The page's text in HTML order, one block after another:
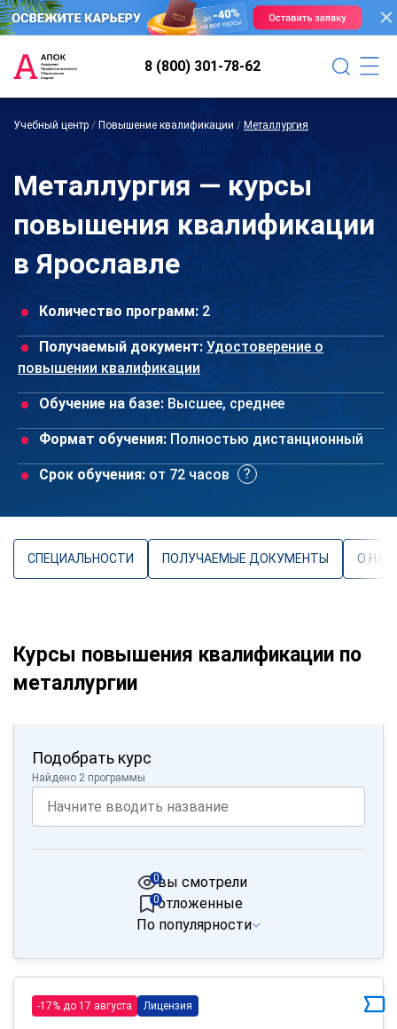
8 (800) 301-78-62
Учебный центр / Повышение квалификации / Металлургия
Металлургия — курсы
повышения квалификации
в Ярославле
Количество программ: 2
Получаемый документ: Удостоверение о
повышении квалификации
Обучение на базе: Высшее, среднее
Формат обучения: Полностью дистанционный
Срок обучения: от 72 часов
СПЕЦИАЛЬНОСТИ ПОЛУЧАЕМЫЕ ДОКУМЕНТЫ О
Курсы повышения квалификации по
металлургии
Подобрать курс
Найдено 2 программы
вы смотрели
0
отложенные
0
По популярности
-17% до 17 августа Лицензия